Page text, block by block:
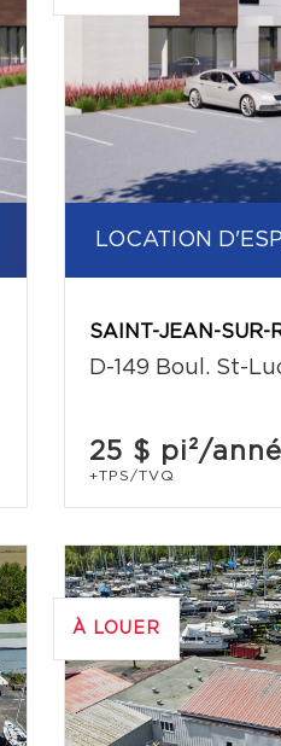
SAINT-JEAN-SUR-
D-149 Boul. St-
25 $ pi²/
+TPS/TVQ
À LOUER